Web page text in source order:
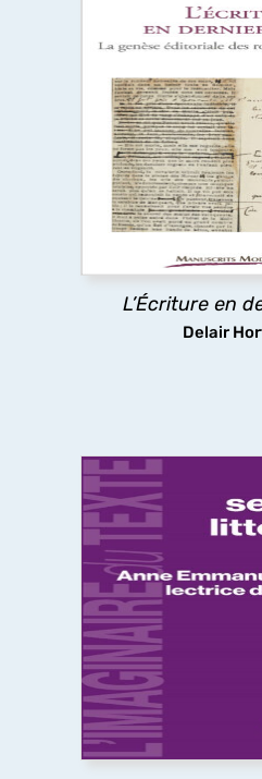
L’Écriture en
Delair
L’Écriture en
Pour certains auteurs,
relance l’écriture au lieu
ouvrage réexamine
Rougon-Macquartà la
typographiques, où Zola
texte de chaque roman
Genre,
Théories féministes et
déconstruction, question
de la traduction,
essais ici réunis
mots de Anne
littérature fait au genre,
attenter à son unité et